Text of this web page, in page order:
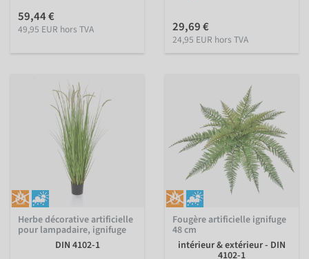
59,44 €
49,95 EUR hors TVA 29,69 €
24,95 EUR hors TVA
Herbe décorative artificielle
pour lampadaire, ignifuge
DIN 4102-1
Fougère artificielle ignifuge
48 cm
intérieur & extérieur - DIN
4102-1